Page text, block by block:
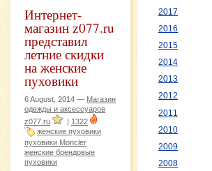
Интернет-
магазин z077.ru
представил
летние скидки
на женские
пуховики
6 August, 2014 — Магазин
одежды и аксессуаров
z077.ru
| 1322
женские пуховики
пуховики Moncler
женские брендовые
пуховики
2017
2016
2015
2014
2013
2012
2011
2010
2009
2008